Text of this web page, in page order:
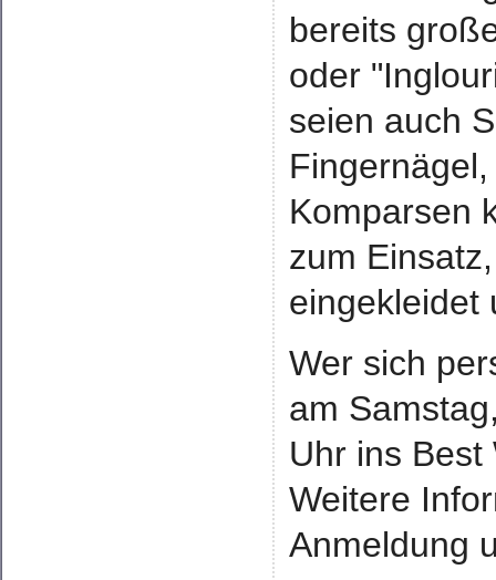
bereits
oder
seien auch
Komparsen
zum
eingekleidet
Wer sich
am
Uhr ins
Weitere
Anmeldung